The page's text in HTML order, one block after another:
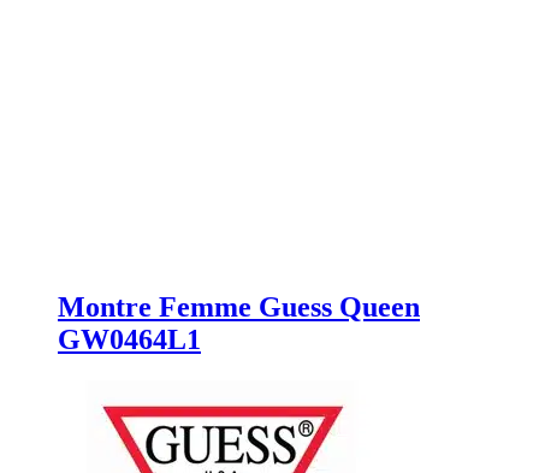
Montre Femme Guess Queen
GW0464L1